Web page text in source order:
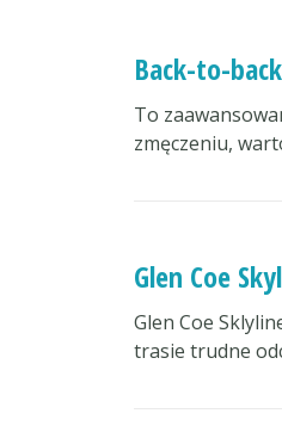
Back-to-
To
zmęczeniu,
Glen Coe
Glen Coe
trasie trudne